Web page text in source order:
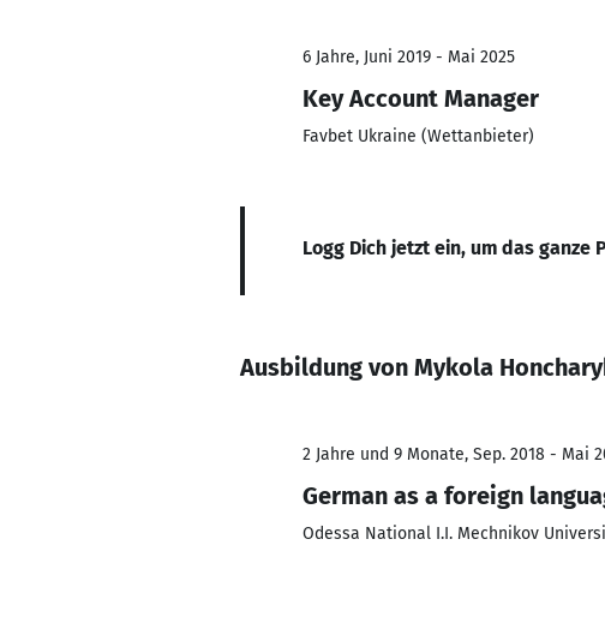
6 Jahre, Juni 2019 - Mai 2025
Key Account Manager
Favbet Ukraine (Wettanbieter)
Logg Dich jetzt ein, um das ganze
Ausbildung von Mykola
2 Jahre und 9 Monate, Sep. 2018 - Mai
German as a foreign
Odessa National I.I. Mechnikov